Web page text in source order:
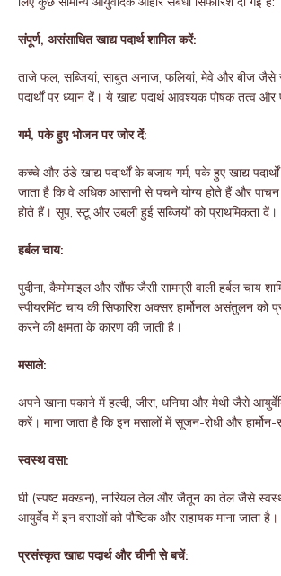
संपूर्ण, असंसाधित खाद्य पदार्थ शामिल करें:
ताजे फल, सब्जियां, साबुत अनाज, फलियां, मेवे और बीज जैसे
पदार्थों पर ध्यान दें। ये खाद्य पदार्थ आवश्यक पोषक तत्व
गर्म, पके हुए भोजन पर जोर दें:
कच्चे और ठंडे खाद्य पदार्थों के बजाय गर्म, पके हुए खाद्य
जाता है कि वे अधिक आसानी से पचने योग्य होते हैं और
होते हैं। सूप, स्टू और उबली हुई सब्जियों को प्राथमिकता दें।
हर्बल चाय:
पुदीना, कैमोमाइल और सौंफ जैसी सामग्री वाली हर्बल चाय
स्पीयरमिंट चाय की सिफारिश अक्सर हार्मोनल असंतुलन को
करने की क्षमता के कारण की जाती है।
मसाले:
अपने खाना पकाने में हल्दी, जीरा, धनिया और मेथी जैसे
करें। माना जाता है कि इन मसालों में सूजन-रोधी और
स्वस्थ वसा:
घी (स्पष्ट मक्खन), नारियल तेल और जैतून का तेल जैसे
आयुर्वेद में इन वसाओं को पौष्टिक और सहायक माना जाता है।
प्रसंस्कृत खाद्य पदार्थ और चीनी से बचें: